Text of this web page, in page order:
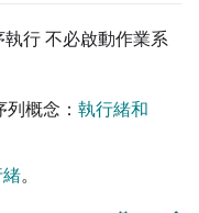
行 不必啟動作業系
概念： 執行緒和
緒。